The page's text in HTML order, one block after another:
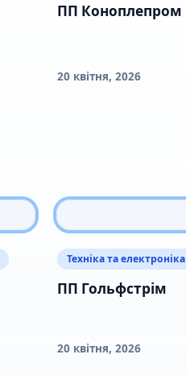
ПП Коноплепром
20 квітня, 2026
Техніка та електроніка
ПП Гольфстрім
20 квітня, 2026